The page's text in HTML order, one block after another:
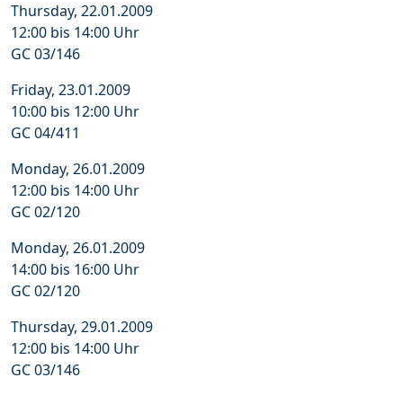
Thursday, 22.01.2009
12:00 bis 14:00 Uhr
GC 03/146
Friday, 23.01.2009
10:00 bis 12:00 Uhr
GC 04/411
Monday, 26.01.2009
12:00 bis 14:00 Uhr
GC 02/120
Monday, 26.01.2009
14:00 bis 16:00 Uhr
GC 02/120
Thursday, 29.01.2009
12:00 bis 14:00 Uhr
GC 03/146